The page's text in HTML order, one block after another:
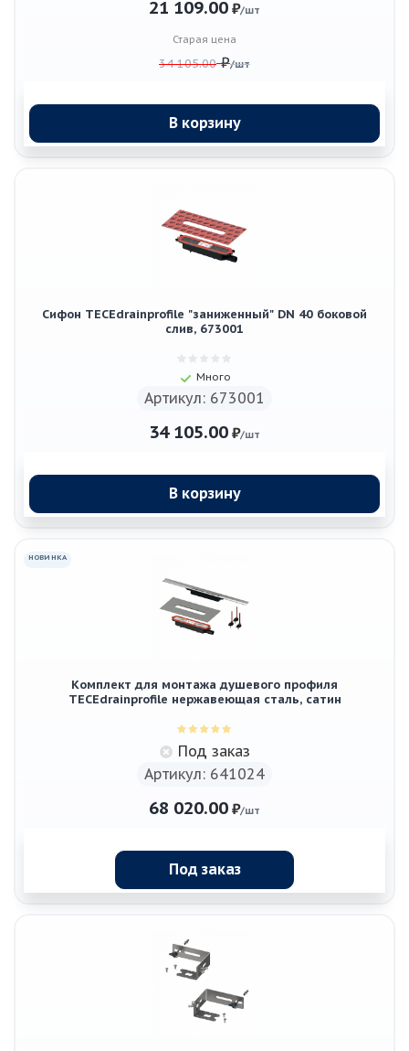
21 109.00 ₽/шт
Старая цена
34 105.00₽/шт
В корзину
Сифон TECEdrainprofile "заниженный" DN 40 боковой
слив, 673001
Много
Артикул: 673001
34 105.00 ₽/шт
В корзину
НОВИНКА
Комплект для монтажа душевого профиля
TECEdrainprofile нержавеющая сталь, сатин
Под заказ
Артикул: 641024
68 020.00 ₽/шт
Под заказ